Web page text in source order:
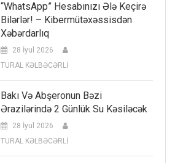
“WhatsApp” Hesabınızı Ələ Keçirə
Bilərlər! – Kibermütəxəssisdən
Xəbərdarlıq
28 İyul 2026
TURAL KƏLBƏCƏRLİ
Bakı Və Abşeronun Bəzi
Ərazilərində 2 Günlük Su Kəsiləcək
28 İyul 2026
TURAL KƏLBƏCƏRLİ